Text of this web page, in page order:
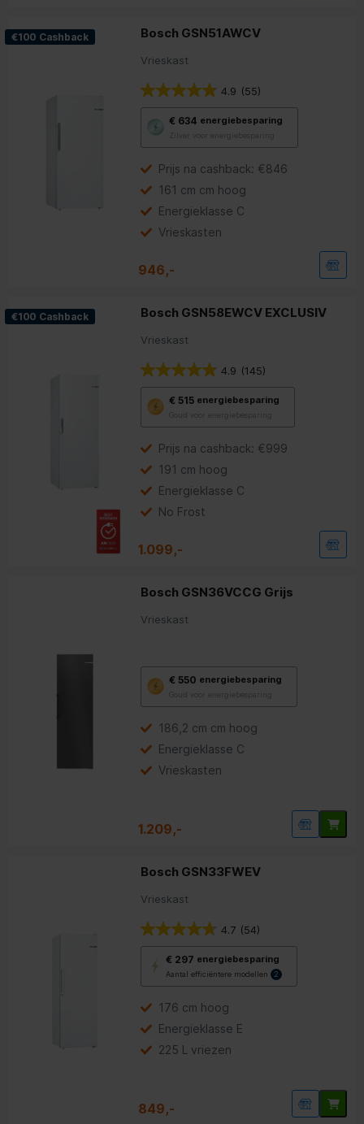
€100 Cashback Bosch GSN51AWCV
Vrieskast
4.9 (55)
€ 634 energiebesparing
Zilver voor energiebesparing
Youreko’s
voor
energiebesparing.
Prijs na cashback: €846
161 cm cm hoog
Energieklasse C
Vrieskasten
946,-
€100 Cashback Bosch GSN58EWCV EXCLUSIV
Vrieskast
4.9 (145)
€ 515 energiebesparing
Goud voor energiebesparing
deze
Youreko’s
voor
energiebesparing.
Prijs na cashback: €999
191 cm hoog
Energieklasse C
No Frost
1.099,-
Bosch GSN36VCCG Grijs
Vrieskast
€ 550 energiebesparing
Goud voor energiebesparing
deze
Youreko’s
voor
energiebesparing.
186,2 cm cm hoog
Energieklasse C
Vrieskasten
1.209,-
Bosch GSN33FWEV
Vrieskast
4.7 (54)
€ 297 energiebesparing
Aantal efficiëntere modellen 2
deze
knop
Youreko’s
voor
energiebesparing.
176 cm hoog
Energieklasse E
225 L vriezen
849,-